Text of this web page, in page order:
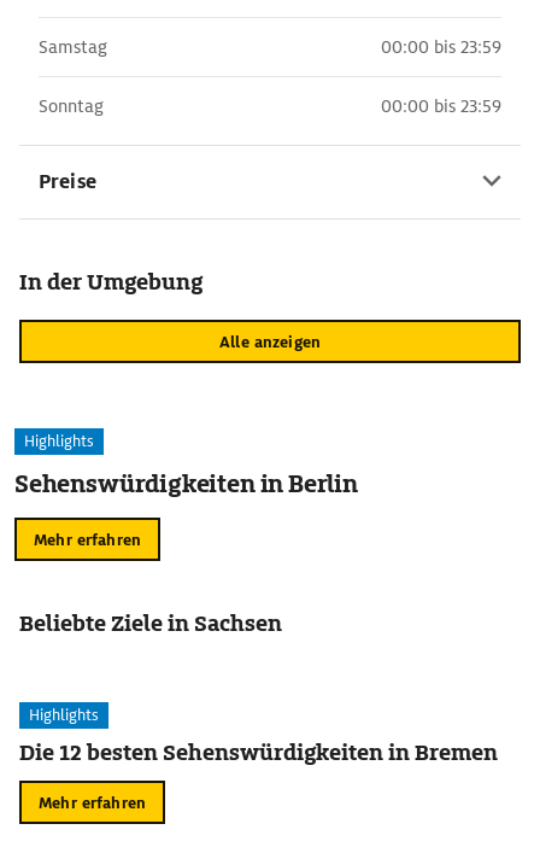
Samstag 00:00 bis 23:59
Sonntag 00:00 bis 23:59
Preise
In der Umgebung
Alle anzeigen
Highlights
Sehenswürdigkeiten in Berlin
Mehr erfahren
Beliebte Ziele in Sachsen
Highlights
Die 12 besten Sehenswürdigkeiten in Bremen
Mehr erfahren